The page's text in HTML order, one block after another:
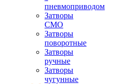
пневмоприводом
Затворы
СМО
Затворы
поворотные
Затворы
ручные
Затворы
чугунные